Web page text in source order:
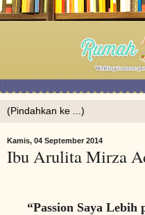
Kamis, 04 September 2014
Ibu Arulita Mirza
“Passion Saya